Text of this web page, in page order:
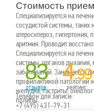
Стоимость
Специализируется на
сосудистой системы, таких
атеросклероз, гипертония,
аритмия. Проводит
Специализируется на
системы, органов
заболеваний. Занимается
профилактикой патологий
желудка, гастриты,
полипы.
83
отзывов
4.99
рейтинг
Телефон для записи:
+7 (495) 431-79-31